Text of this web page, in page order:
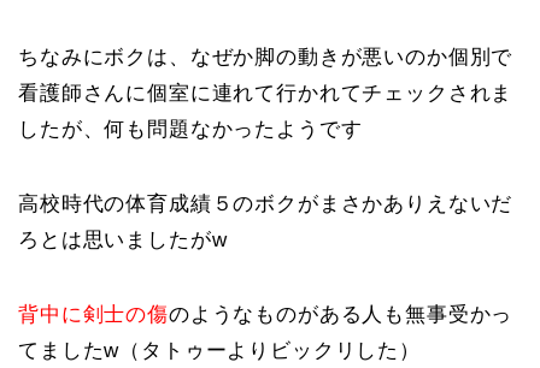
ちなみにボクは、なぜか脚の動きが悪いのか個別で
看護師さんに個室に連れて行かれてチェックされま
したが、何も問題なかったようです
高校時代の体育成績５のボクがまさかありえないだ
ろとは思いましたがw
背中に剣士の傷のようなものがある人も無事受かっ
てましたw（タトゥーよりビックリした）